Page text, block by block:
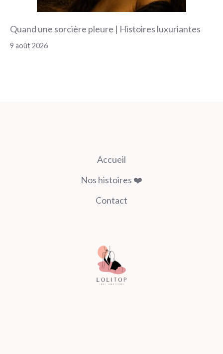
Quand une sorcière pleure | Histoires luxuriantes
9 août 2026
Accueil
Nos histoires ❤️
Contact